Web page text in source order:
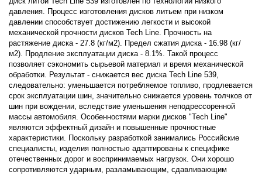
давления. Процесс изготовления дисков литьем при низком
давлении способствует достижению легкости и высокой
механической прочности дисков Tech Line. Прочность на
растяжение диска - 27.8 (кг/м2). Предел сжатия диска - 16.98 (кг/
м2). Продление эксплуатации диска - 8.1%. Такой процесс
позволяет сэкономить сырьевой материал и время механической
обработки. Результат - снижается вес диска Tech Line 539,
следовательно: уменьшается потребляемое топливо, продлевается
срок эксплуатации шин, значительно снижается уровень толчков от
шин при вождении, вследствие уменьшения неподрессоренной
массы автомобиля. Особенностями марки дисков "Tech Line"
являются эффектный дизайн и повышенные прочностные
характеристики. Поскольку разработкой занимались Российские
специалисты, изделия полностью адаптированы к специфике
отечественных дорог и воспринимаемых нагрузок. Они хорошо
сопротивляются ударным, разламывающим, сдавливающим